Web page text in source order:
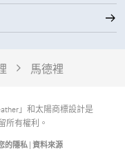
馬德裡
」和太陽商標設計是
所有權利。
的隱私| 資料來源